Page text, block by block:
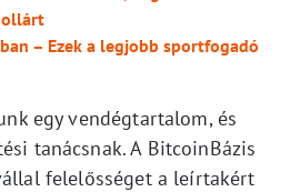
– Ezek a legjobb sportfogadó
egy vendégtartalom, és
tanácsnak. A BitcoinBázis
felelősséget a leírtakért